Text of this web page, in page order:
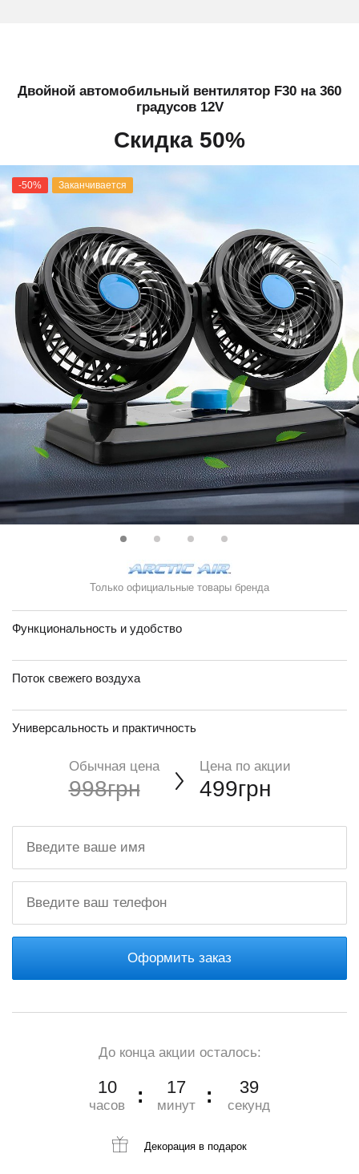
Двойной автомобильный вентилятор F30 на 360
градусов 12V
Скидка 50%
-50% Заканчивается
Только официальные товары бренда
Функциональность и удобство
Поток свежего воздуха
Универсальность и практичность
Обычная цена
998грн
Цена по акции
499грн
Оформить заказ
До конца акции осталось:
10
часов
17
минут
37
секунд
Декорация в подарок